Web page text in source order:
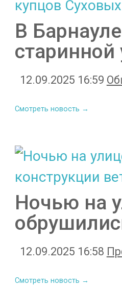
В
12.09.2025 16:59
Смотреть новость →
Ночью на
12.09.2025 16:58
Смотреть новость →